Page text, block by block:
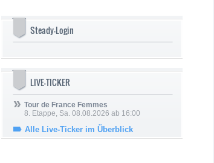
Steady-Login
LIVE-TICKER
Tour de France Femmes
8. Etappe, Sa. 08.08.2026 ab 16:00
Alle Live-Ticker im Überblick